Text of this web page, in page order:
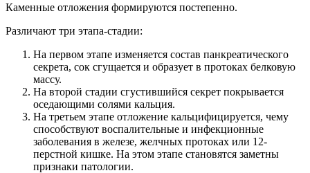
Каменные отложения формируются постепенно.
Различают три этапа-стадии:
На первом этапе изменяется состав панкреатического
секрета, сок сгущается и образует в протоках белковую
массу.
На второй стадии сгустившийся секрет покрывается
оседающими солями кальция.
На третьем этапе отложение кальцифицируется, чему
способствуют воспалительные и инфекционные
заболевания в железе, желчных протоках или 12-
перстной кишке. На этом этапе становятся заметны
признаки патологии.